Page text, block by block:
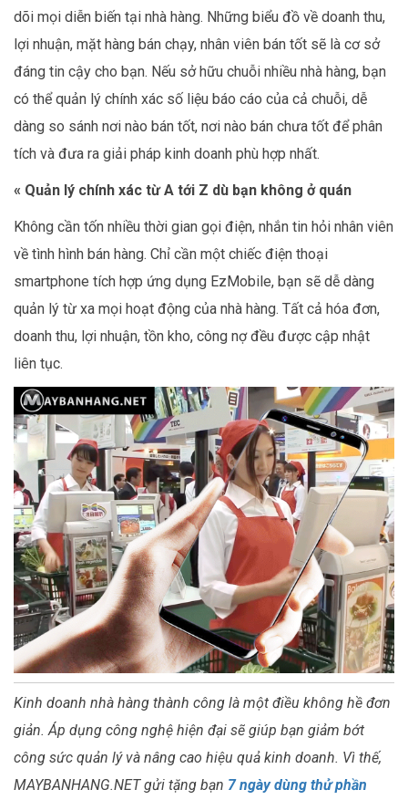
dõi mọi diễn biến tại nhà hàng. Những biểu đồ về doanh thu,
lợi nhuận, mặt hàng bán chạy, nhân viên bán tốt sẽ là cơ sở
đáng tin cậy cho bạn. Nếu sở hữu chuỗi nhiều nhà hàng, bạn
có thể quản lý chính xác số liệu báo cáo của cả chuỗi, dễ
dàng so sánh nơi nào bán tốt, nơi nào bán chưa tốt để phân
tích và đưa ra giải pháp kinh doanh phù hợp nhất.
« Quản lý chính xác từ A tới Z dù bạn không ở quán
Không cần tốn nhiều thời gian gọi điện, nhắn tin hỏi nhân viên
về tình hình bán hàng. Chỉ cần một chiếc điện thoại
smartphone tích hợp ứng dụng EzMobile, bạn sẽ dễ dàng
quản lý từ xa mọi hoạt động của nhà hàng. Tất cả hóa đơn,
doanh thu, lợi nhuận, tồn kho, công nợ đều được cập nhật
liên tục.
Kinh doanh nhà hàng thành công là một điều không hề đơn
giản. Áp dụng công nghệ hiện đại sẽ giúp bạn giảm bớt
công sức quản lý và nâng cao hiệu quả kinh doanh. Vì thế,
MAYBANHANG.NET gửi tặng bạn 7 ngày dùng thử phần